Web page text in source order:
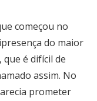
começou no
do maior
é difícil de
assim. No
prometer